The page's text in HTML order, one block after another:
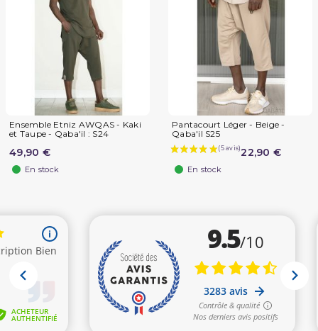
Ensemble Etniz AWQAS - Kaki
et Taupe - Qaba'il : S24
49,90 €
En stock
Pantacourt Léger - Beige -
Qaba'il S25
22,90 €
En stock